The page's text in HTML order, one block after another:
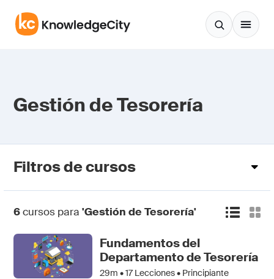
Gestión de Tesorería
Filtros de cursos
6cursos para 'Gestión de Tesorería'
Fundamentos del
Departamento de Tesorería
29m •17Lecciones • Principiante